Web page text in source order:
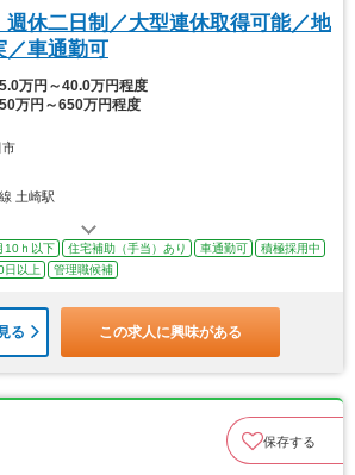
週休二日制／大型連休取得可能／地
／車通勤可
万円～40.0万円程度
万円～650万円程度
市
土崎駅
10ｈ以下 住宅補助（手当）あり 車通勤可
積極採用中
日以上 管理職候補
る この求人に興味がある
保存する